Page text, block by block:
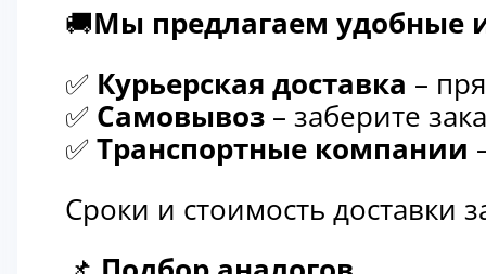
🚚Мы предлагаем удобные
✅ Курьерская доставка –
✅ Самовывоз – заберите
✅ Транспортные компании
Сроки и стоимость доставки